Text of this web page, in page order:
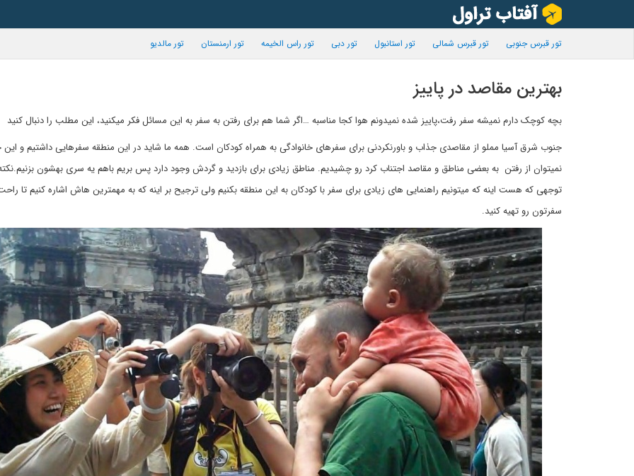
تور قبرس جنوبی تور قبرس شمالی تور استانبول تور دبی تور راس الخیمه تور ارمنستان تور مالدیو
بهترین مقاصد در پاییز
بچه کوچک دارم نمیشه سفر رفت،پاییز شده نمیدونم هوا کجا مناسبه …اگر شما هم برای رفتن به سفر به این مسائل فکر میکنید، این مطلب را دنبال کنید
جنوب شرق آسیا مملو از مقاصدی جذاب و باورنکردنی برای سفرهای خانوادگی به همراه کودکان است. همه ما شاید در این منطقه سفرهایی داشتیم و
نمیتوان از رفتن به بعضی مناطق و مقاصد اجتناب کرد رو چشیدیم. مناطق زیادی برای بازدید و گردش وجود دارد پس بریم باهم یه سری بهشون
توجهی که هست اینه که میتونیم راهنمایی های زیادی برای سفر با کودکان به این منطقه بکنیم ولی ترجیح بر اینه که به مهمترین هاش اشاره کنیم تا راحت
سفرتون رو تهیه کنید.